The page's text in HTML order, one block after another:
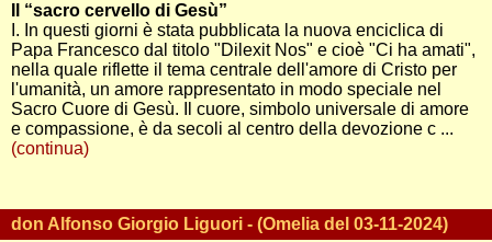
Il “sacro cervello di Gesù”
I. In questi giorni è stata pubblicata la nuova enciclica di
Papa Francesco dal titolo "Dilexit Nos" e cioè "Ci ha amati",
nella quale riflette il tema centrale dell'amore di Cristo per
l'umanità, un amore rappresentato in modo speciale nel
Sacro Cuore di Gesù. Il cuore, simbolo universale di amore
e compassione, è da secoli al centro della devozione c ...
(continua)
don Alfonso Giorgio Liguori - (Omelia del 03-11-2024)